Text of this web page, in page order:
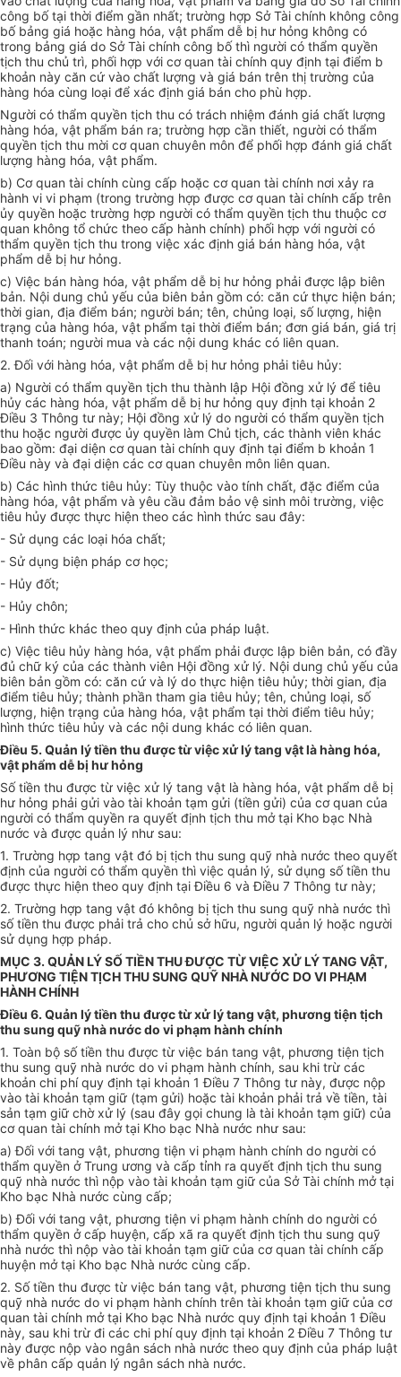
công bố tại thời điểm gần nhất; trường hợp Sở Tài chính không công
bố bảng giá hoặc hàng hóa, vật phẩm dễ bị hư hỏng không có
trong bảng giá do Sở Tài chính công bố thì người có thẩm quyền
tịch thu chủ trì, phối hợp với cơ quan tài chính quy định tại điểm b
khoản này căn cứ vào chất lượng và giá bán trên thị trường của
hàng hóa cùng loại để xác định giá bán cho phù hợp.
Người có thẩm quyền tịch thu có trách nhiệm đánh giá chất lượng
hàng hóa, vật phẩm bán ra; trường hợp cần thiết, người có thẩm
quyền tịch thu mời cơ quan chuyên môn để phối hợp đánh giá chất
lượng hàng hóa, vật phẩm.
b) Cơ quan tài chính cùng cấp hoặc cơ quan tài chính nơi xảy ra
hành vi vi phạm (trong trường hợp được cơ quan tài chính cấp trên
ủy quyền hoặc trường hợp người có thẩm quyền tịch thu thuộc cơ
quan không tổ chức theo cấp hành chính) phối hợp với người có
thẩm quyền tịch thu trong việc xác định giá bán hàng hóa, vật
phẩm dễ bị hư hỏng.
c) Việc bán hàng hóa, vật phẩm dễ bị hư hỏng phải được lập biên
bản. Nội dung chủ yếu của biên bản gồm có: căn cứ thực hiện bán;
thời gian, địa điểm bán; người bán; tên, chủng loại, số lượng, hiện
trạng của hàng hóa, vật phẩm tại thời điểm bán; đơn giá bán, giá trị
thanh toán; người mua và các nội dung khác có liên quan.
2. Đối với hàng hóa, vật phẩm dễ bị hư hỏng phải tiêu hủy:
a) Người có thẩm quyền tịch thu thành lập Hội đồng xử lý để tiêu
hủy các hàng hóa, vật phẩm dễ bị hư hỏng quy định tại khoản 2
Điều 3 Thông tư này; Hội đồng xử lý do người có thẩm quyền tịch
thu hoặc người được ủy quyền làm Chủ tịch, các thành viên khác
bao gồm: đại diện cơ quan tài chính quy định tại điểm b khoản 1
Điều này và đại diện các cơ quan chuyên môn liên quan.
b) Các hình thức tiêu hủy: Tùy thuộc vào tính chất, đặc điểm của
hàng hóa, vật phẩm và yêu cầu đảm bảo vệ sinh môi trường, việc
tiêu hủy được thực hiện theo các hình thức sau đây:
- Sử dụng các loại hóa chất;
- Sử dụng biện pháp cơ học;
- Hủy đốt;
- Hủy chôn;
- Hình thức khác theo quy định của pháp luật.
c) Việc tiêu hủy hàng hóa, vật phẩm phải được lập biên bản, có đầy
đủ chữ ký của các thành viên Hội đồng xử lý. Nội dung chủ yếu của
biên bản gồm có: căn cứ và lý do thực hiện tiêu hủy; thời gian, địa
điểm tiêu hủy; thành phần tham gia tiêu hủy; tên, chủng loại, số
lượng, hiện trạng của hàng hóa, vật phẩm tại thời điểm tiêu hủy;
hình thức tiêu hủy và các nội dung khác có liên quan.
Điều 5. Quản lý tiền thu được từ việc xử lý tang vật là hàng hóa,
vật phẩm dễ bị hư hỏng
Số tiền thu được từ việc xử lý tang vật là hàng hóa, vật phẩm dễ bị
hư hỏng phải gửi vào tài khoản tạm gửi (tiền gửi) của cơ quan của
người có thẩm quyền ra quyết định tịch thu mở tại Kho bạc Nhà
nước và được quản lý như sau:
1. Trường hợp tang vật đó bị tịch thu sung quỹ nhà nước theo quyết
định của người có thẩm quyền thì việc quản lý, sử dụng số tiền thu
được thực hiện theo quy định tại Điều 6 và Điều 7 Thông tư này;
2. Trường hợp tang vật đó không bị tịch thu sung quỹ nhà nước thì
số tiền thu được phải trả cho chủ sở hữu, người quản lý hoặc người
sử dụng hợp pháp.
MỤC 3. QUẢN LÝ SỐ TIỀN THU ĐƯỢC TỪ VIỆC XỬ LÝ TANG VẬT,
PHƯƠNG TIỆN TỊCH THU SUNG QUỸ NHÀ NƯỚC DO VI PHẠM
HÀNH CHÍNH
Điều 6. Quản lý tiền thu được từ xử lý tang vật, phương tiện tịch
thu sung quỹ nhà nước do vi phạm hành chính
1. Toàn bộ số tiền thu được từ việc bán tang vật, phương tiện tịch
thu sung quỹ nhà nước do vi phạm hành chính, sau khi trừ các
khoản chi phí quy định tại khoản 1 Điều 7 Thông tư này, được nộp
vào tài khoản tạm giữ (tạm gửi) hoặc tài khoản phải trả về tiền, tài
sản tạm giữ chờ xử lý (sau đây gọi chung là tài khoản tạm giữ) của
cơ quan tài chính mở tại Kho bạc Nhà nước như sau:
a) Đối với tang vật, phương tiện vi phạm hành chính do người có
thẩm quyền ở Trung ương và cấp tỉnh ra quyết định tịch thu sung
quỹ nhà nước thì nộp vào tài khoản tạm giữ của Sở Tài chính mở tại
Kho bạc Nhà nước cùng cấp;
b) Đối với tang vật, phương tiện vi phạm hành chính do người có
thẩm quyền ở cấp huyện, cấp xã ra quyết định tịch thu sung quỹ
nhà nước thì nộp vào tài khoản tạm giữ của cơ quan tài chính cấp
huyện mở tại Kho bạc Nhà nước cùng cấp.
2. Số tiền thu được từ việc bán tang vật, phương tiện tịch thu sung
quỹ nhà nước do vi phạm hành chính trên tài khoản tạm giữ của cơ
quan tài chính mở tại Kho bạc Nhà nước quy định tại khoản 1 Điều
này, sau khi trừ đi các chi phí quy định tại khoản 2 Điều 7 Thông tư
này được nộp vào ngân sách nhà nước theo quy định của pháp luật
về phân cấp quản lý ngân sách nhà nước.